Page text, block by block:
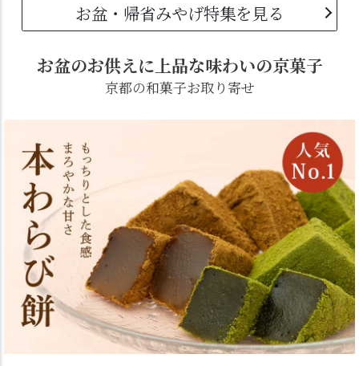
お盆・帰省みやげ特集を見る
お盆のお供えに上品な味わいの京菓子
京都の和菓子お取り寄せ